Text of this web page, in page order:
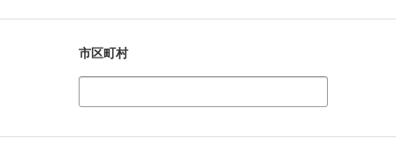
市区町村